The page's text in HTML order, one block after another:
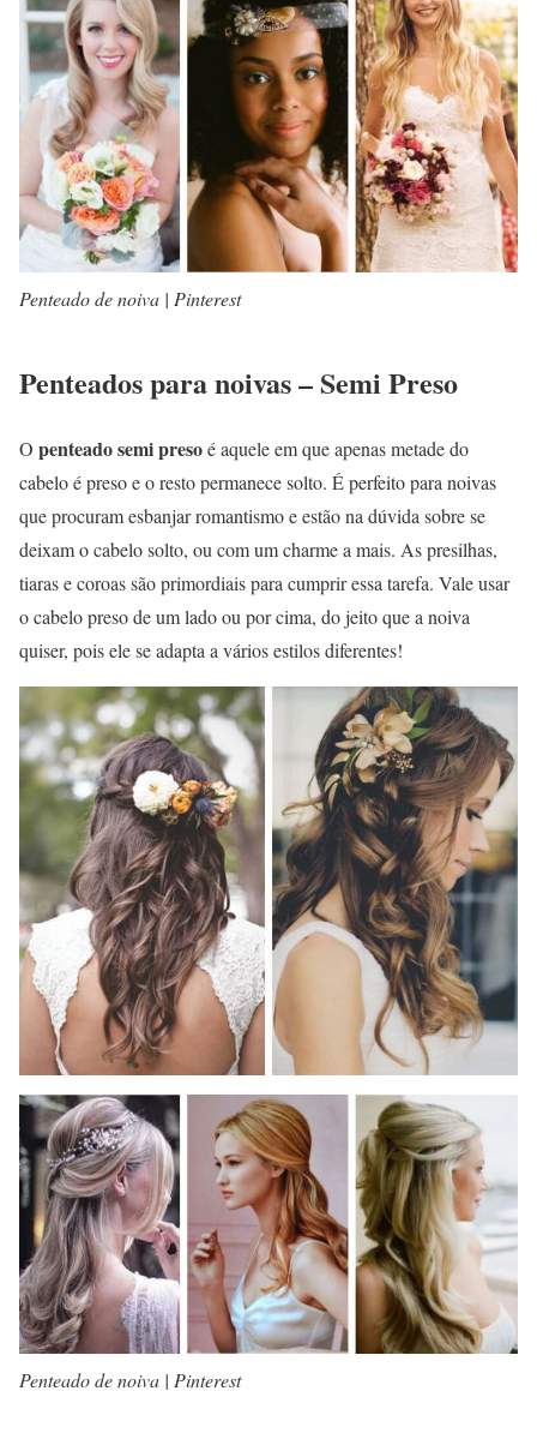
Penteado de noiva | Pinterest
Penteados para noivas – Semi Preso
O penteado semi presoé aquele em que apenas metade do
cabelo é preso e o resto permanece solto. É perfeito para noivas
que procuram esbanjar romantismo e estão na dúvida sobre se
deixam o cabelo solto, ou com um charme a mais. As presilhas,
tiaras e coroas são primordiais para cumprir essa tarefa. Vale usar
o cabelo preso de um lado ou por cima, do jeito que a noiva
quiser, pois ele se adapta a vários estilos diferentes!
Penteado de noiva | Pinterest